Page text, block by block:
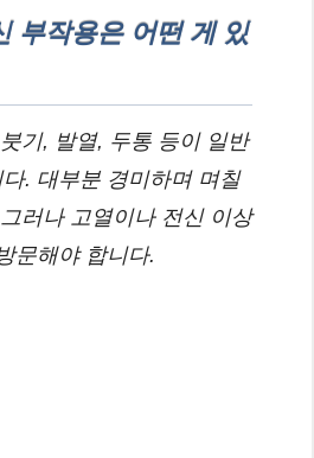
부작용은 어떤 게 있
기, 발열, 두통 등이 일반
. 대부분 경미하며 며칠
러나 고열이나 전신 이상
문해야 합니다.